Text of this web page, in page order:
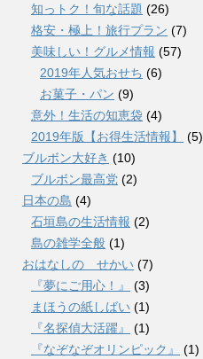
知っトク！旬な話題 (26)
格安・極上！旅行プラン (7)
美味しい！グルメ情報 (57)
2019年人気おせち (6)
お菓子・パン (9)
意外！生活の知恵袋 (4)
2019年版【お得生活情報】
(5)
ブルボン大好き (10)
ブルボン最高党 (2)
日本の島 (4)
石垣島の生活情報 (2)
島の雑学全般 (1)
おはなしの せかい (7)
『夢にご用心！』
(3)
まほうの紙しばい (1)
『名探偵大活躍』
(1)
『なぞなぞオリンピック』
(1)